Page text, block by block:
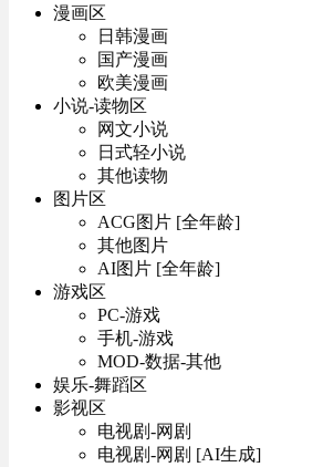
漫画区
日韩漫画
国产漫画
欧美漫画
小说-读物区
网文小说
日式轻小说
其他读物
图片区
ACG图片 [全年龄]
其他图片
AI图片 [全年龄]
游戏区
PC-游戏
手机-游戏
MOD-数据-其他
娱乐-舞蹈区
影视区
电视剧-网剧
电视剧-网剧 [AI生成]